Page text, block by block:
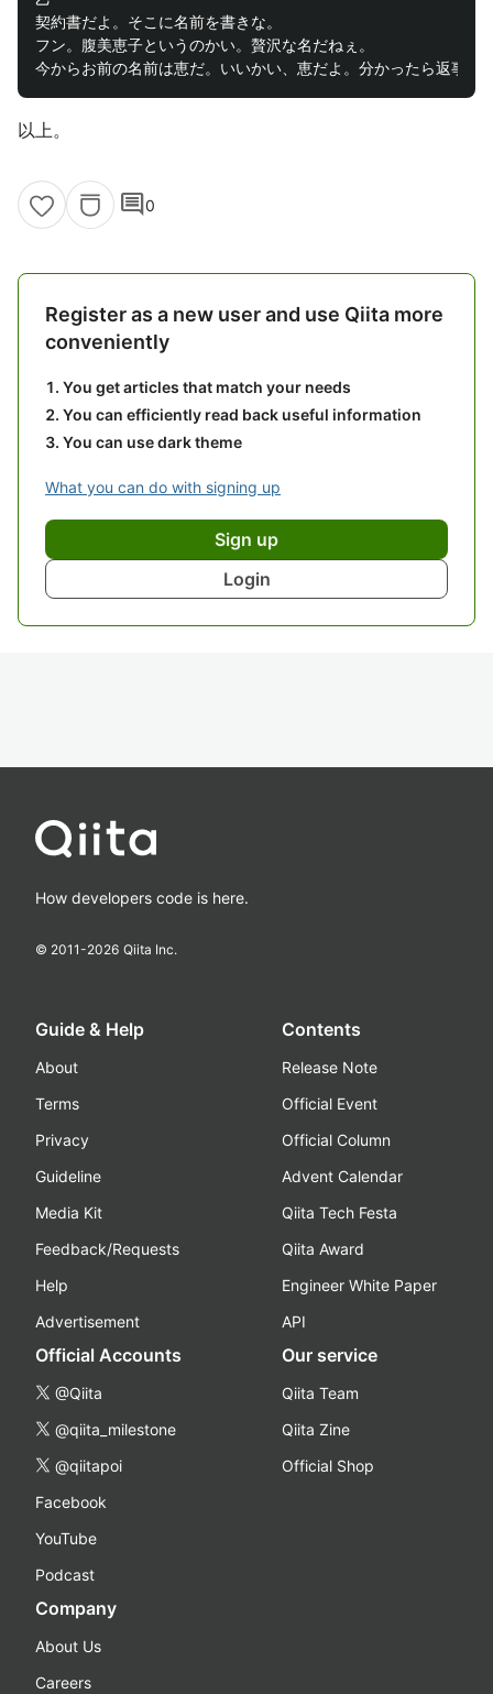
契約書だよ。そこに名前を書きな。
フン。腹美恵子というのかい。贅沢な名だねぇ。
以上。
comment0
Register as a new user and use Qiita more
conveniently
You get articles that match your needs
You can efficiently read back useful information
You can use dark theme
What you can do with signing up
Sign up
Login
How developers code is here.
© 2011-2026 Qiita Inc.
Guide & Help
About
Terms
Privacy
Guideline
Media Kit
Feedback/Requests
Help
Advertisement
Contents
Release Note
Official Event
Official Column
Advent Calendar
Qiita Tech Festa
Qiita Award
Engineer White Paper
API
Official Accounts
@Qiita
@qiita_milestone
@qiitapoi
Facebook
YouTube
Podcast
Our service
Qiita Team
Qiita Zine
Official Shop
Company
About Us
Careers